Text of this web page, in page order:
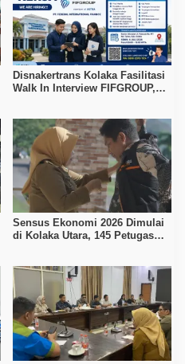
Disnakertrans Kolaka Fasilitasi
Walk In Interview FIFGROUP,
Sensus Ekonomi 2026 Dimulai
di Kolaka Utara, 145 Petugas